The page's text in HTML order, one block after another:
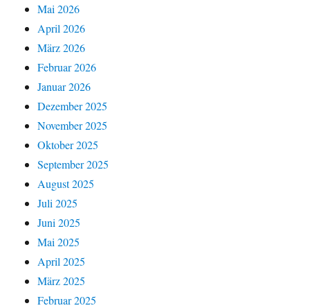
Mai 2026
April 2026
März 2026
Februar 2026
Januar 2026
Dezember 2025
November 2025
Oktober 2025
September 2025
August 2025
Juli 2025
Juni 2025
Mai 2025
April 2025
März 2025
Februar 2025